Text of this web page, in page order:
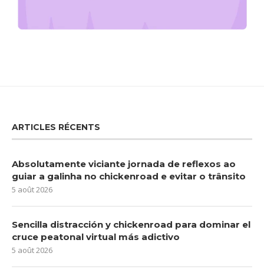
ARTICLES RÉCENTS
Absolutamente viciante jornada de reflexos ao
guiar a galinha no chickenroad e evitar o trânsito
5 août 2026
Sencilla distracción y chickenroad para dominar el
cruce peatonal virtual más adictivo
5 août 2026